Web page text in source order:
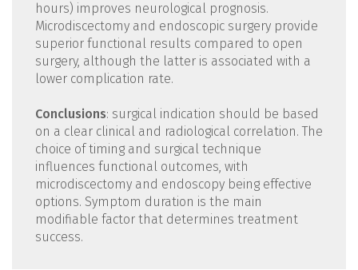
hours) improves neurological prognosis.
Microdiscectomy and endoscopic surgery provide
superior functional results compared to open
surgery, although the latter is associated with a
lower complication rate.
Conclusions: surgical indication should be based
on a clear clinical and radiological correlation. The
choice of timing and surgical technique
influences functional outcomes, with
microdiscectomy and endoscopy being effective
options. Symptom duration is the main
modifiable factor that determines treatment
success.